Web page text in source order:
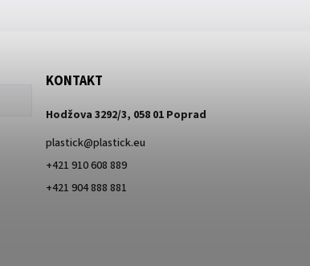
KONTAKT
Hodžova 3292/3, 058 01 Poprad
plastick@plastick.eu
+421 910 608 889
+421 904 888 881